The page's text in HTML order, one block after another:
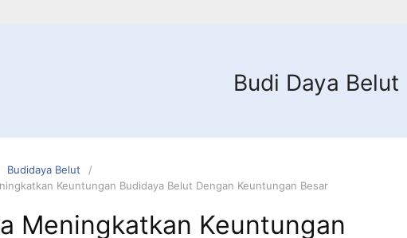
Budi Daya Belut
Budidaya Belut
Keuntungan Budidaya Belut Dengan Keuntungan Besar
Meningkatkan Keuntungan